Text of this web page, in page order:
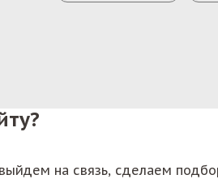
на связь, сделаем